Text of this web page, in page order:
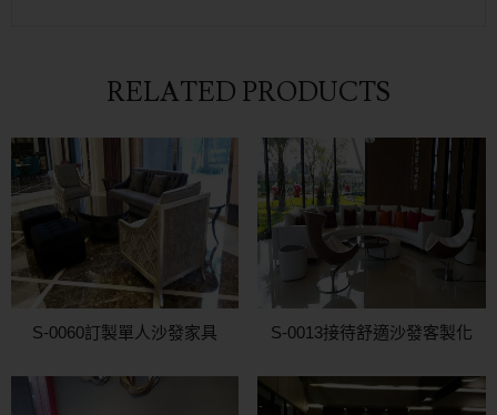
RELATED PRODUCTS
S-0060訂製單人沙發家具 S-0013接待舒適沙發客製化